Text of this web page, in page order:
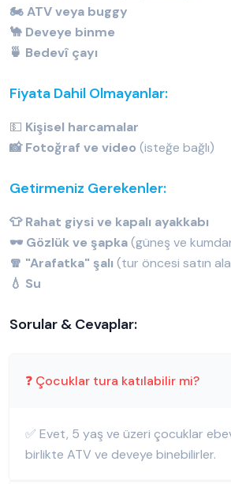
🏍️ ATV veya buggy
🐪 Deveye binme
🍵 Bedevî çayı
Fiyata Dahil Olmayanlar:
💵 Kişisel harcamalar
📸 Fotoğraf ve video (isteğe bağlı)
Getirmeniz Gerekenler:
👕 Rahat giysi ve kapalı ayakkabı
🕶️ Gözlük ve şapka(güneş ve
🧣 "Arafatka" şalı (tur öncesi satın
💧 Su
Sorular & Cevaplar:
❓ Çocuklar tura katılabilir mi?
✅ Evet, 5 yaş ve üzeri çocuklar
birlikte ATV ve deveye binebilirler.